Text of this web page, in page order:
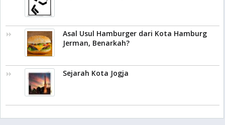
Asal Usul Hamburger dari Kota Hamburg
Jerman, Benarkah?
Sejarah Kota Jogja